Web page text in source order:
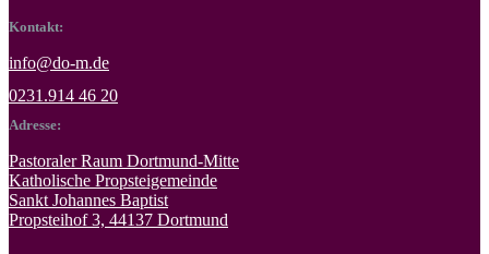
Kontakt:
info@do-m.de
0231.914 46 20
Adresse:
Pastoraler Raum Dortmund-Mitte
Katholische Propsteigemeinde
Sankt Johannes Baptist
Propsteihof 3, 44137 Dortmund